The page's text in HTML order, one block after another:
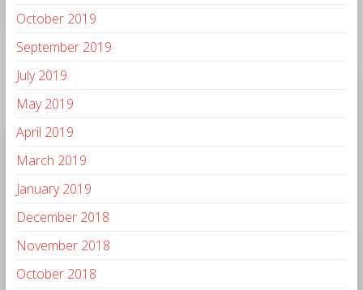
October 2019
September 2019
July 2019
May 2019
April 2019
March 2019
January 2019
December 2018
November 2018
October 2018